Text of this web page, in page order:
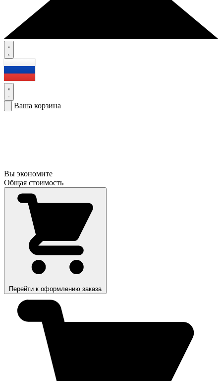
Ваша корзина
Вы экономите
Общая стоимость
Перейти к оформлению заказа